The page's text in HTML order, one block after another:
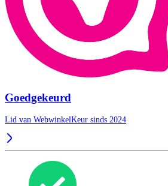
Goedgekeurd
Lid van WebwinkelKeur sinds 2024